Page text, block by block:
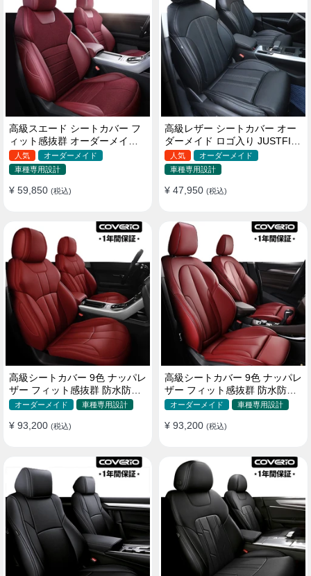
高級スエード シートカバー フ
ィット感抜群 オーダーメイド
耐久性 オシャレ 全席セット
人気
オーダーメイド
車種専用設計
¥ 59,850 (税込)
高級レザー シートカバー オー
ダーメイド ロゴ入り JUSTFIT
保証 耐摩耗性 全席セット
人気
オーダーメイド
車種専用設計
¥ 47,950 (税込)
高級シートカバー 9色 ナッパレ
ザー フィット感抜群 防水防汚
オーダーメイド 全席セット
オーダーメイド 車種専用設計
¥ 93,200 (税込)
高級シートカバー 9色 ナッパレ
ザー フィット感抜群 防水防汚
オーダーメイド 全席セット
オーダーメイド 車種専用設計
¥ 93,200 (税込)